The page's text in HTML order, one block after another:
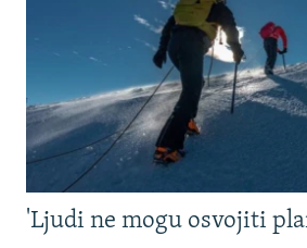
'Ljudi ne mogu osvojiti